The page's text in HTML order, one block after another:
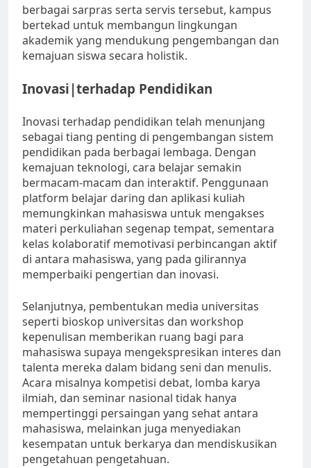
berbagai sarpras serta servis tersebut, kampus
bertekad untuk membangun lingkungan
akademik yang mendukung pengembangan dan
kemajuan siswa secara holistik.
Inovasi|terhadap Pendidikan
Inovasi terhadap pendidikan telah menunjang
sebagai tiang penting di pengembangan sistem
pendidikan pada berbagai lembaga. Dengan
kemajuan teknologi, cara belajar semakin
bermacam-macam dan interaktif. Penggunaan
platform belajar daring dan aplikasi kuliah
memungkinkan mahasiswa untuk mengakses
materi perkuliahan segenap tempat, sementara
kelas kolaboratif memotivasi perbincangan aktif
di antara mahasiswa, yang pada gilirannya
memperbaiki pengertian dan inovasi.
Selanjutnya, pembentukan media universitas
seperti bioskop universitas dan workshop
kepenulisan memberikan ruang bagi para
mahasiswa supaya mengekspresikan interes dan
talenta mereka dalam bidang seni dan menulis.
Acara misalnya kompetisi debat, lomba karya
ilmiah, dan seminar nasional tidak hanya
mempertinggi persaingan yang sehat antara
mahasiswa, melainkan juga menyediakan
kesempatan untuk berkarya dan mendiskusikan
pengetahuan pengetahuan.